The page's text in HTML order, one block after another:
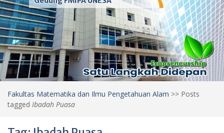
Fakultas Matematika dan Ilmu Pengetahuan Alam >> Posts
tagged Ibadah Puasa